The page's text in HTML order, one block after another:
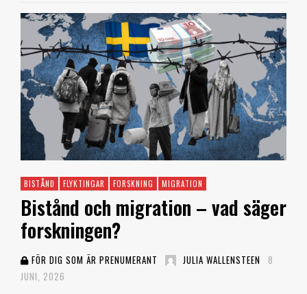
BISTÅND FLYKTINGAR FORSKNING MIGRATION
Bistånd och migration – vad säger
forskningen?
FÖR DIG SOM ÄR PRENUMERANT JULIA WALLENSTEEN
8
JUNI, 2026